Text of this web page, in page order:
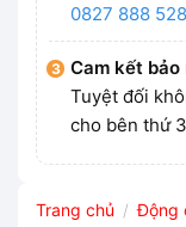
0827 888 528
Cam kết bảo
Tuyệt đối
cho bên thứ
Trang chủ / Động